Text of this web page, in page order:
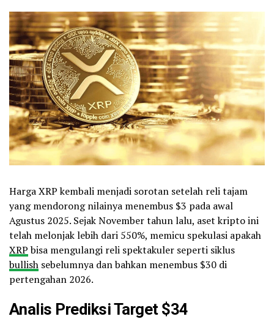
Harga XRP kembali menjadi sorotan setelah reli tajam
yang mendorong nilainya menembus $3 pada awal
Agustus 2025. Sejak November tahun lalu, aset kripto ini
telah melonjak lebih dari 550%, memicu spekulasi apakah
XRPbisa mengulangi reli spektakuler seperti siklus
bullish sebelumnya dan bahkan menembus $30 di
pertengahan 2026.
Analis Prediksi Target $34